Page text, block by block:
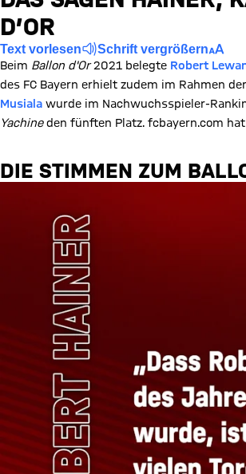
D’OR
Text vorlesen Schrift vergrößern
Beim Ballon d'Or2021 belegte Robert
des FC Bayern erhielt zudem im Rahmen
Musiala wurde im Nachwuchsspieler-
Yachineden fünften Platz. fcbayern.com
DIE STIMMEN ZUM